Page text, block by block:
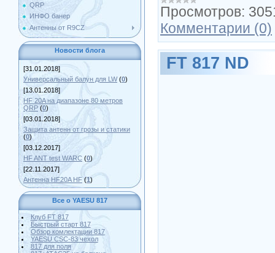
QRP
ИНФО банер
Антенны от R9CZ
Новости блога
[31.01.2018]
Универсальный балун для LW (0)
[13.01.2018]
HF 20A на диапазоне 80 метров
QRP (0)
[03.01.2018]
Защита антенн от грозы и статики
(0)
[03.12.2017]
HF ANT test WARC (0)
[22.11.2017]
Антенна HF20A HF (1)
Все о YAESU 817
Клуб FT 817
Быстрый старт 817
Обзор комлектации 817
YAESU CSC-83 чехол
817 для поля
Просмотров:
Комментарии (0)
FT 817 ND